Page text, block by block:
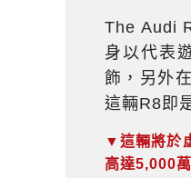
The Audi
身以代表
飾，另外
這輛R8即
▼這輛將於
高達5,000